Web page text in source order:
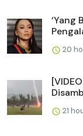
‘Yang
20
21